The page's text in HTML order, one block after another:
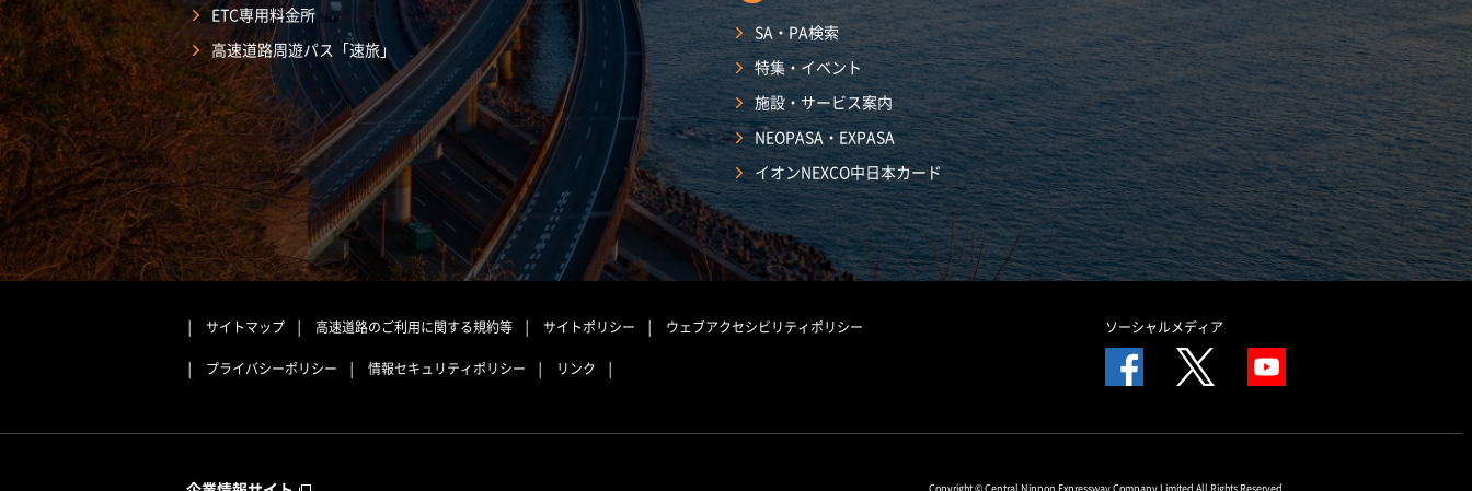
ETC専用料金所
高速道路周遊パス「速旅」
SA・PA検索
特集・イベント
施設・サービス案内
NEOPASA・EXPASA
イオンNEXCO中日本カード
サイトマップ 高速道路のご利用に関する規約等 サイトポリシー ウェブアクセシビリティポリシー
プライバシーポリシー 情報セキュリティポリシー リンク
ソーシャルメディア